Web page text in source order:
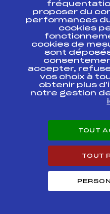
BNAF0052.FFS
FSAF0032
U17
BNAF0035.FFS
FSAF0022
TOUR
proposer du
performances
cookies
cookies de
sont
accepter,
vos choix à
obtenir plus
notre gestion
TOUT
TOUT